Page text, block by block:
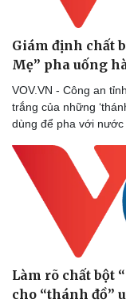
Giám định chất
Mẹ” pha uống
VOV.VN - Công an
trắng của những
dùng để pha với nước
Làm rõ chất bột
cho “thánh đồ”